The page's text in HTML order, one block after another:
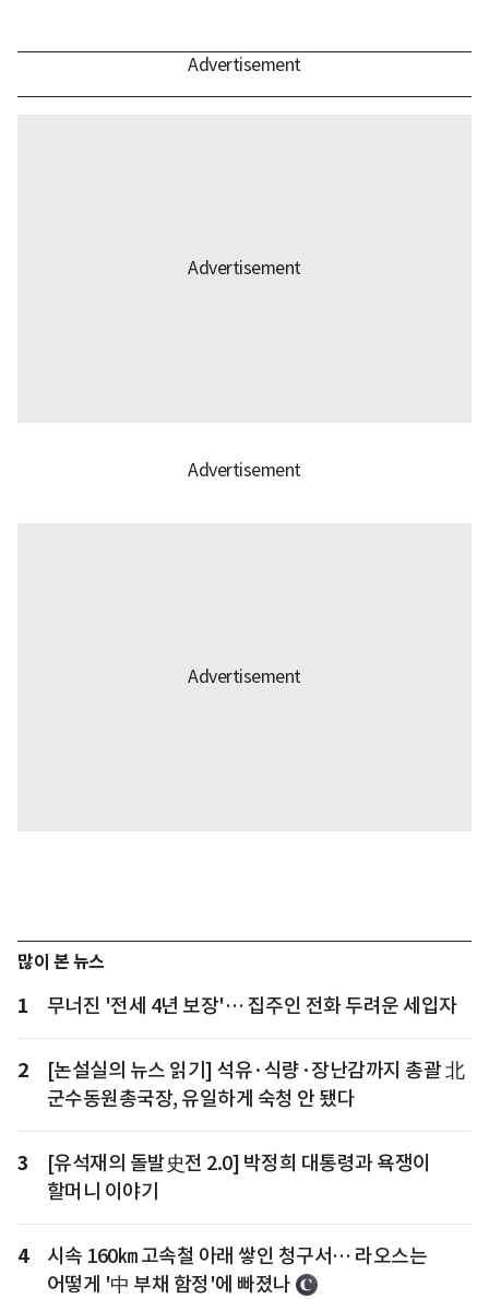
많이 본 뉴스
1 무너진 '전세 4년 보장'… 집주인 전화 두려운 세입자
2
[논설실의 뉴스 읽기] 석유·식량·장난감까지 총괄 北
군수동원총국장, 유일하게 숙청 안 됐다
3
[유석재의 돌발史전 2.0] 박정희 대통령과 욕쟁이
할머니 이야기
4
시속 160㎞ 고속철 아래 쌓인 청구서… 라오스는
어떻게 '中 부채 함정'에 빠졌나